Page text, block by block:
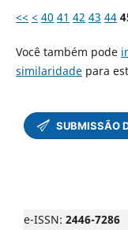
<< < 40 41 42 43 44
Você também pode
similaridadepara
e-ISSN: 2446-7286